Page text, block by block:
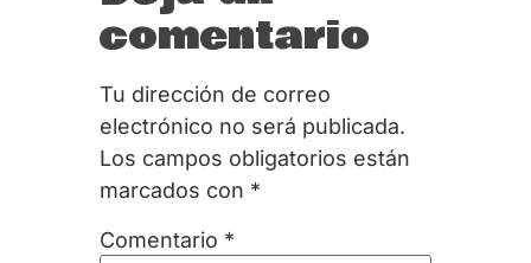
comentario
Tu dirección de correo
electrónico no será publicada.
Los campos obligatorios están
marcados con *
Comentario *